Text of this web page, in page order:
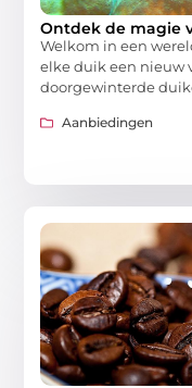
Ontdek de magie
Welkom in een
elke duik een nieuw
doorgewinterde
Aanbiedingen